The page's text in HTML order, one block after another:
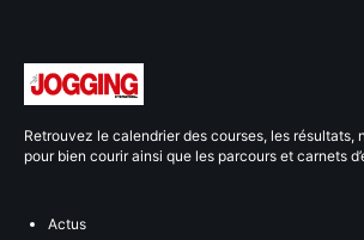
Retrouvez le calendrier des courses, les résultats,
pour bien courir ainsi que les parcours et carnets
Actus